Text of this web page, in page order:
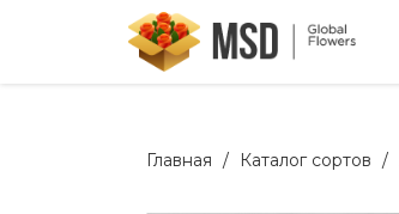
Главная Каталог сортов